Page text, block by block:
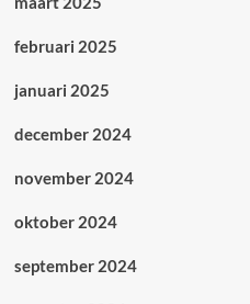
februari 2025
januari 2025
december 2024
november 2024
oktober 2024
september 2024